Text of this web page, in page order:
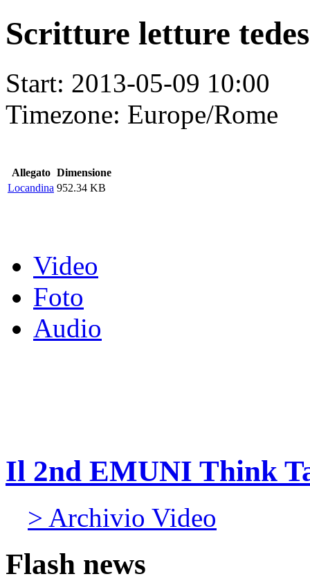
Scritture letture
Start: 2013-05-09 10:00
Timezone: Europe/Rome
Allegato Dimensione
Locandina 952.34 KB
Video
Foto
Audio
Il 2nd EMUNI Think
> Archivio Video
Flash news